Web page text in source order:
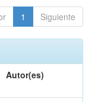
1 Siguiente
Autor(es)